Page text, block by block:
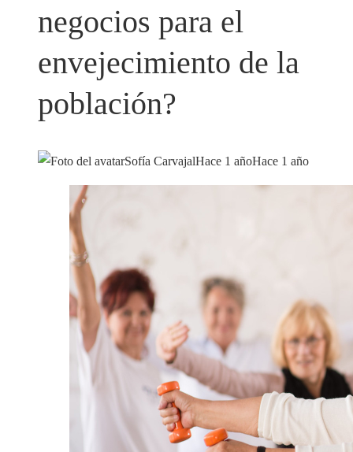
negocios para el
envejecimiento de la
población?
Sofía CarvajalHace 1 añoHace 1 año